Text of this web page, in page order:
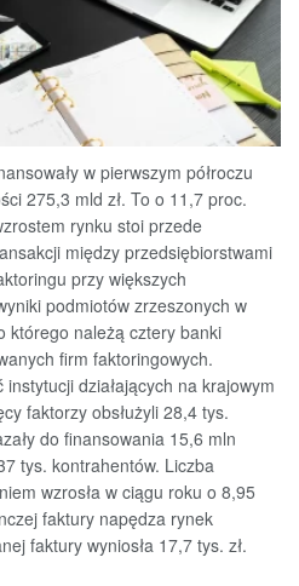
w pierwszym półroczu
275,3 mld zł. To o 11,7 proc.
rynku stoi przede
między przedsiębiorstwami
przy większych
podmiotów zrzeszonych w
którego należą cztery banki
firm faktoringowych.
działających na krajowym
faktorzy obsłużyli 28,4 tys.
do finansowania 15,6 mln
tys. kontrahentów. Liczba
wzrosła w ciągu roku o 8,95
faktury napędza rynek
faktury wyniosła 17,7 tys. zł.